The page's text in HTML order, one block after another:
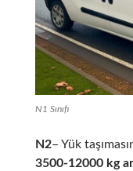
N1 Sınıfı
N2– Yük
3500-12000 kg